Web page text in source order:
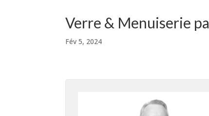
Verre & Menuiserie
Fév 5, 2024